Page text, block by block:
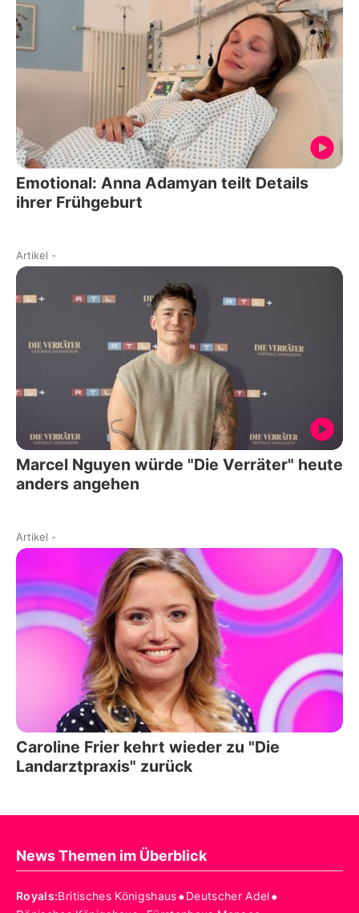
Emotional: Anna Adamyan teilt Details
ihrer Frühgeburt
Artikel -
Marcel Nguyen würde "Die Verräter" heute
anders angehen
Artikel -
Caroline Frier kehrt wieder zu "Die
Landarztpraxis" zurück
News Themen im Überblick
Royals:Britisches Königshaus•Deutscher Adel•